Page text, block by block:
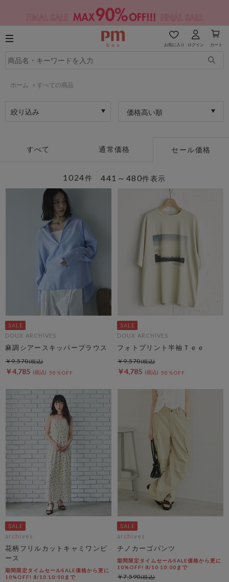
お気に入り ログイン カート
ホーム > すべての商品
絞り込み 価格高い順
すべて 通常価格 セール価格
441～480件表示
1024件
DOUX ARCHIVES
麻調シアースキッパーブラウス
￥4,785 50％OFF
￥9,570
DOUX ARCHIVES
フォトプリント半袖Ｔｅｅ
￥4,785 50％OFF
￥9,570
archives
花柄フリルカットキャミワンピ
ース
期間限定タイムセールSALE価格から更に
10%OFF! 8/10 10:00まで
archives
チノカーゴパンツ
期間限定タイムセールSALE価格から更に
10%OFF! 8/10 10:00まで
￥7,590